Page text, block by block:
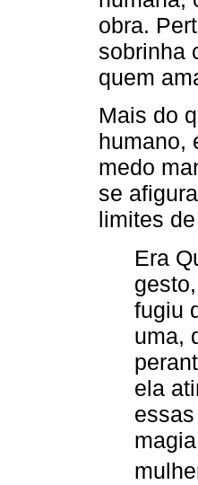
obra.
sobrinha
quem
Mais do
humano,
medo
se
limites
Era
fugiu
uma,
ela